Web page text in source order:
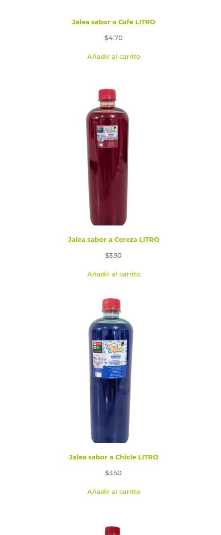
Jalea sabor a Cafe LITRO
$4.70
Añadir al carrito
Jalea sabor a Cereza LITRO
$3.50
Añadir al carrito
Jalea sabor a Chicle LITRO
$3.50
Añadir al carrito